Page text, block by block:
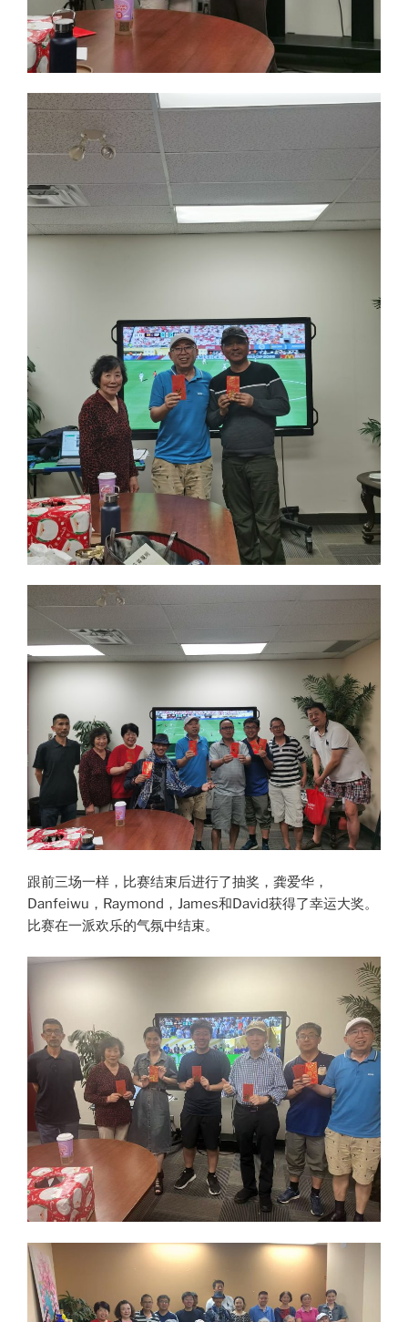
跟前三场一样，比赛结束后进行了抽奖，龚爱华，
Danfeiwu，Raymond，James和David获得了幸运大奖。
比赛在一派欢乐的气氛中结束。